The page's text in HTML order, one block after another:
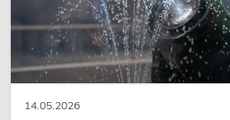
14.05.2026